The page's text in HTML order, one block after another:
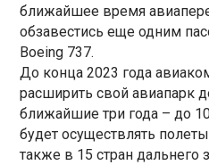
ближайшее время
обзавестись еще одним
Boeing 737.
До конца 2023 года
расширить свой авиапарк
ближайшие три года – до
будет осуществлять
также в 15 стран дальнего